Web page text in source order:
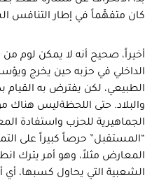
كان متفهَّماً في إطار التنافس
أخيراً، صحيح أنه لا يمكن لوم
الداخلي في حزبه حين يخرج
الطبيعي، لكن يفترض به القيام
والبلاد. حتى اللحظةليس
الجماهيرية للحزب واستفادة
“المستقبل” حرصاً كبيراً على
المعارض مثلاً، وهو أمر يترك
الشعبية التي يحاول كسبها، أي